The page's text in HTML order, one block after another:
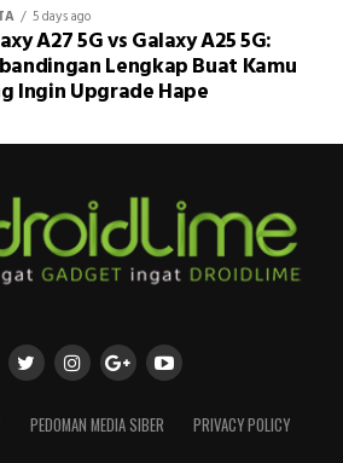
5 days ago
A27 5G vs Galaxy A25 5G:
Lengkap Buat Kamu
Ingin Upgrade Hape
PEDOMAN MEDIA SIBER PRIVACY POLICY